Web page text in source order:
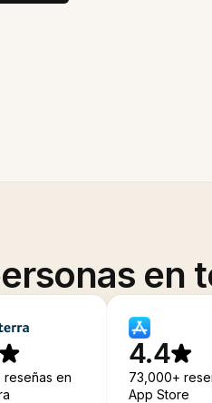
en
en
4.4
73,000+
App Store